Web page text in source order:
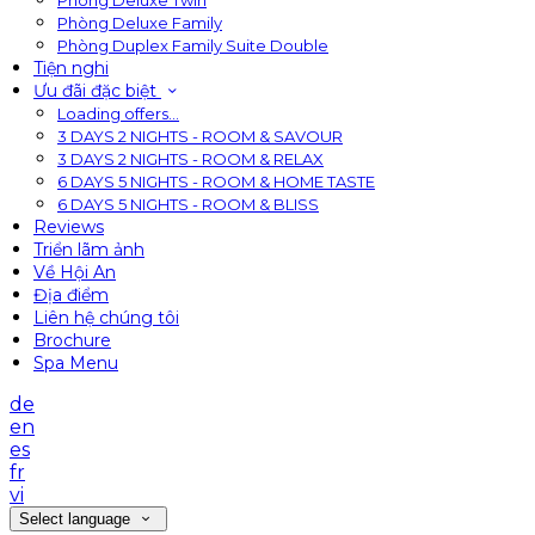
Phòng Deluxe Family
Phòng Duplex Family Suite Double
Tiện nghi
Ưu đãi đặc biệt
Loading offers…
3 DAYS 2 NIGHTS - ROOM & SAVOUR
3 DAYS 2 NIGHTS - ROOM & RELAX
6 DAYS 5 NIGHTS - ROOM & HOME TASTE
6 DAYS 5 NIGHTS - ROOM & BLISS
Reviews
Triển lãm ảnh
Về Hội An
Địa điểm
Liên hệ chúng tôi
Brochure
Spa Menu
de
en
es
fr
vi
Select language